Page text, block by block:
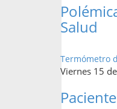
Salud
Termómetro
Viernes 15